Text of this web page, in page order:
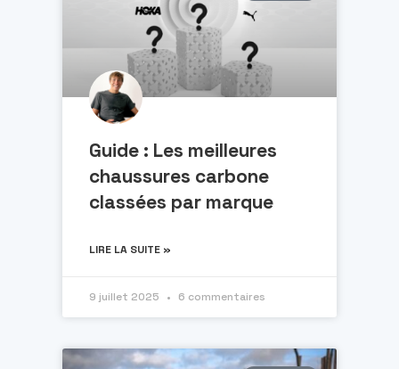
Guide : Les meilleures
chaussures carbone
classées par marque
LIRE LA SUITE »
9 juillet 2025 6 commentaires